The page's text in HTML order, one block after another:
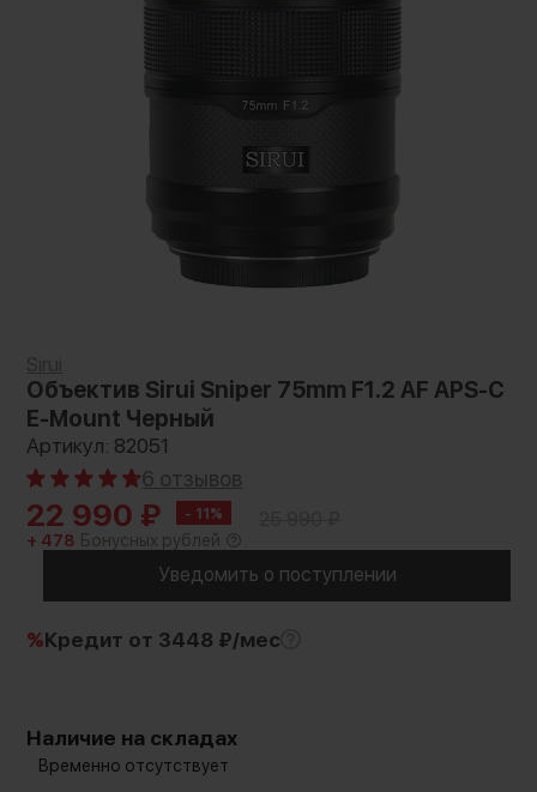
Объектив Sirui Sniper 75mm F1.2 AF APS-C
E-Mount Черный
Артикул: 82051
6 отзывов
22 990 ₽ - 11%
+ 478 Бонусных рублей
Уведомить о поступлении
%Кредит от 3448 ₽/мес
Наличие на складах
Временно отсутствует